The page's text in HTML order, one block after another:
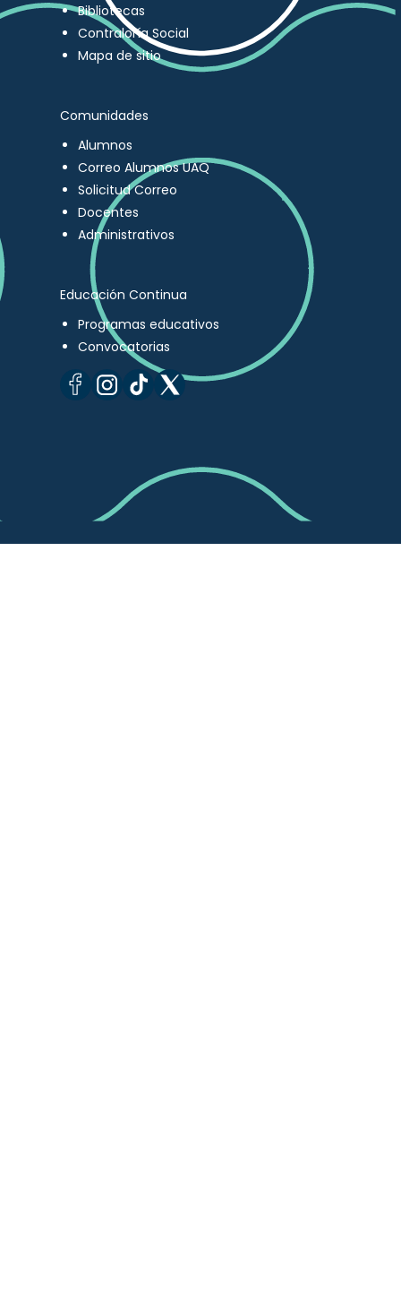
Bibliotecas
Contraloría Social
Mapa de sitio
Comunidades
Alumnos
Correo Alumnos UAQ
Solicitud Correo
Docentes
Administrativos
Educación Continua
Programas educativos
Convocatorias